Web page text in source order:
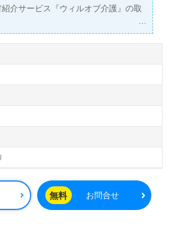
介サービス『ウィルオブ介護』の取
ご相談ください♪
職活動をサポートいたします。
無料 お問合せ